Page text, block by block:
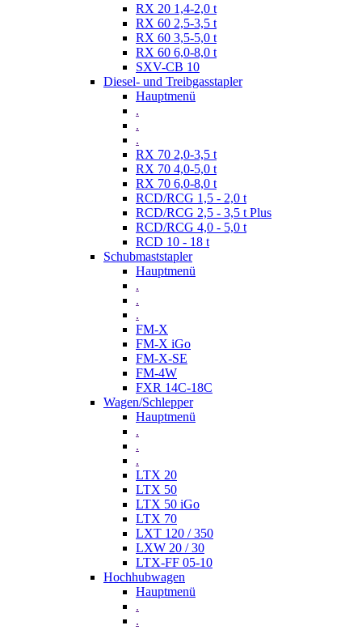
RX 20 1,4-2,0 t
RX 60 2,5-3,5 t
RX 60 3,5-5,0 t
RX 60 6,0-8,0 t
SXV-CB 10
Diesel- und Treibgasstapler
Hauptmenü
.
.
.
RX 70 2,0-3,5 t
RX 70 4,0-5,0 t
RX 70 6,0-8,0 t
RCD/RCG 1,5 - 2,0 t
RCD/RCG 2,5 - 3,5 t Plus
RCD/RCG 4,0 - 5,0 t
RCD 10 - 18 t
Schubmaststapler
Hauptmenü
.
.
.
FM-X
FM-X iGo
FM-X-SE
FM-4W
FXR 14C-18C
Wagen/Schlepper
Hauptmenü
.
.
.
LTX 20
LTX 50
LTX 50 iGo
LTX 70
LXT 120 / 350
LXW 20 / 30
LTX-FF 05-10
Hochhubwagen
Hauptmenü
.
.